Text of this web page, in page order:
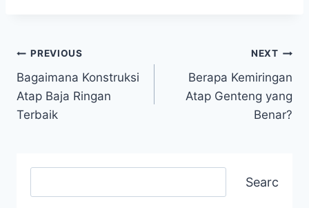
PREVIOUS
Bagaimana Konstruksi
Atap Baja Ringan
Terbaik
NEXT
Berapa Kemiringan
Atap Genteng yang
Benar?
Search